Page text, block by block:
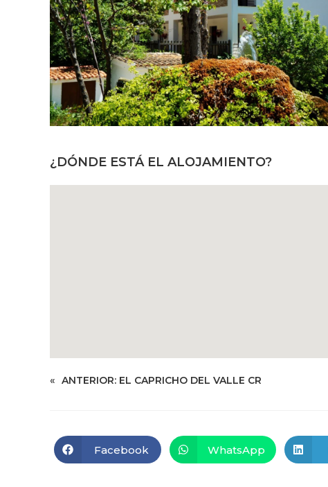
¿DÓNDE ESTÁ EL ALOJAMIENTO?
« ANTERIOR: EL CAPRICHO DEL VALLE CR
Facebook WhatsApp